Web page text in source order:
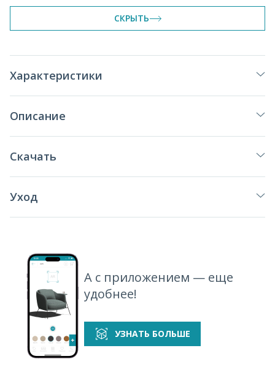
СКРЫТЬ
Характеристики
Описание
Скачать
Уход
А с приложением — еще
удобнее!
УЗНАТЬ БОЛЬШЕ